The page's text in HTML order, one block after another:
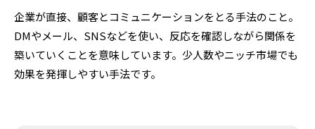
企業が直接、顧客とコミュニケーションをとる手法のこと。
DMやメール、SNSなどを使い、反応を確認しながら関係を
築いていくことを意味しています。少人数やニッチ市場でも
効果を発揮しやすい手法です。